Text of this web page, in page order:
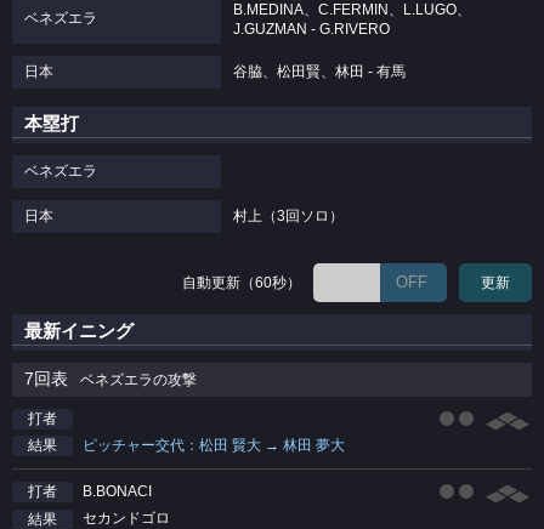
ベネズエラ
B.MEDINA、C.FERMIN、L.LUGO、
J.GUZMAN - G.RIVERO
日本 谷脇、松田賢、林田 - 有馬
本塁打
ベネズエラ
日本 村上（3回ソロ）
自動更新（60秒） OFF 更新
最新イニング
7回表 ベネズエラの攻撃
打者
結果
ピッチャー交代：松田 賢大 → 林田 夢大
打者
B.BONACI
結果
セカンドゴロ